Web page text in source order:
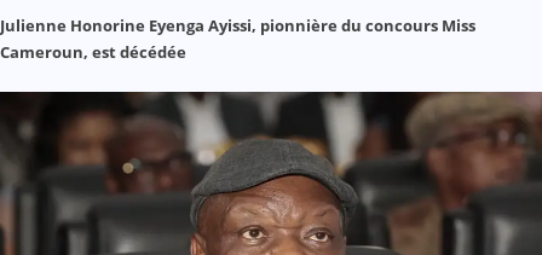
Julienne Honorine Eyenga Ayissi, pionnière du concours Miss
Cameroun, est décédée